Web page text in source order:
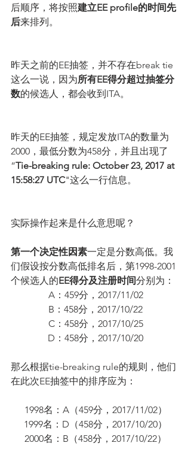
后顺序，将按照建立EE profile的时间先
后来排列。
昨天之前的EE抽签，并不存在break tie
这么一说，因为所有EE得分超过抽签分
数的候选人，都会收到ITA。
昨天的EE抽签，规定发放ITA的数量为
2000，最低分数为458分，并且出现了
“Tie-breaking rule: October 23, 2017 at
15:58:27 UTC"这么一行信息。
实际操作起来是什么意思呢？
第一个决定性因素一定是分数高低。我
们假设按分数高低排名后，第1998-2001
个候选人的EE得分及注册时间分别为：
A：459分，2017/11/02
B：458分，2017/10/22
C：458分，2017/10/25
D：458分，2017/10/20
那么根据tie-breaking rule的规则，他们
在此次EE抽签中的排序应为：
1998名：A（459分，2017/11/02）
1999名：D（458分，2017/10/20）
2000名：B（458分，2017/10/22）